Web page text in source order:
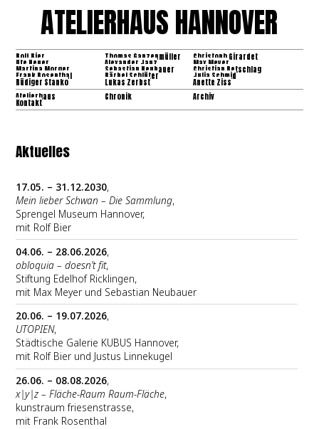
ATELIERHAUS HANNOVER
Rolf Bier Thomas Ganzenmüller Christoph Girardet
Ute Heuer Alexander Janz Max Meyer
Martina Morger Sebastian Neubauer Christian Retschlag
Frank Rosenthal Bärbel Schlüter Julia Schmid
Rüdiger Stanko Lukas Zerbst
Anette Ziss
Atelierhaus
Chronik Archiv
Kontakt
Aktuelles
17.05. – 31.12.2030,
Mein lieber Schwan – Die Sammlung,
Sprengel Museum Hannover,
mit Rolf Bier
04.06. – 28.06.2026,
obloquia – doesn’t fit,
Stiftung Edelhof Ricklingen,
mit Max Meyer und Sebastian Neubauer
20.06. – 19.07.2026,
UTOPIEN,
Städtische Galerie KUBUS Hannover,
mit Rolf Bier und Justus Linnekugel
26.06. – 08.08.2026,
x|y|z – Fläche-Raum Raum-Fläche,
kunstraum friesenstrasse,
mit Frank Rosenthal